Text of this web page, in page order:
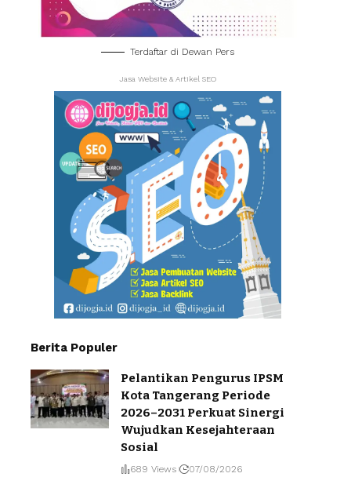
Terdaftar di Dewan Pers
Jasa Website & Artikel SEO
Berita Populer
Pelantikan Pengurus IPSM
Kota Tangerang Periode
2026–2031 Perkuat Sinergi
Wujudkan Kesejahteraan
Sosial
689 Views 07/08/2026